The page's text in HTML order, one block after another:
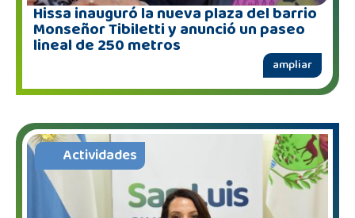
Hissa inauguró la nueva plaza del barrio
Monseñor Tibiletti y anunció un paseo
lineal de 250 metros
ampliar
Actividades